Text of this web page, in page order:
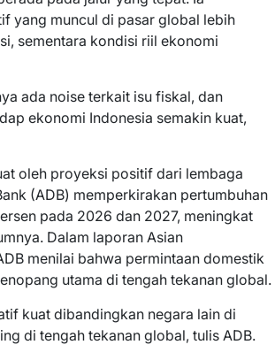
yang muncul di pasar global lebih
sementara kondisi riil ekonomi
ada noise terkait isu fiskal, dan
ekonomi Indonesia semakin kuat,
oleh proyeksi positif dari lembaga
(ADB) memperkirakan pertumbuhan
pada 2026 dan 2027, meningkat
Dalam laporan Asian
menilai bahwa permintaan domestik
utama di tengah tekanan global.
kuat dibandingkan negara lain di
di tengah tekanan global, tulis ADB.